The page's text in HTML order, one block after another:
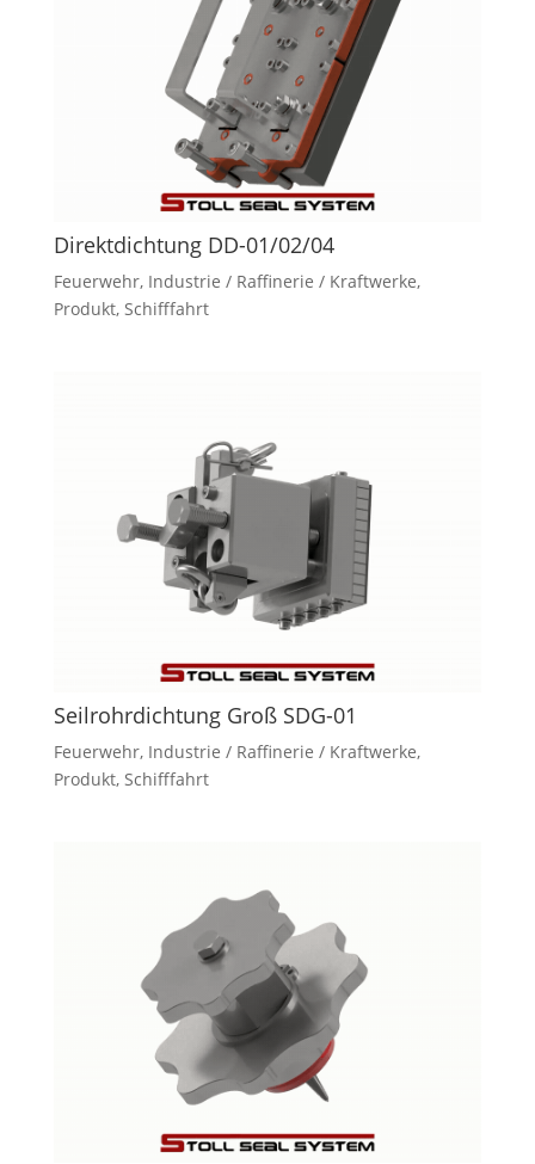
Direktdichtung DD-01/02/04
Feuerwehr, Industrie / Raffinerie / Kraftwerke,
Produkt, Schifffahrt
Seilrohrdichtung Groß SDG-01
Feuerwehr, Industrie / Raffinerie / Kraftwerke,
Produkt, Schifffahrt